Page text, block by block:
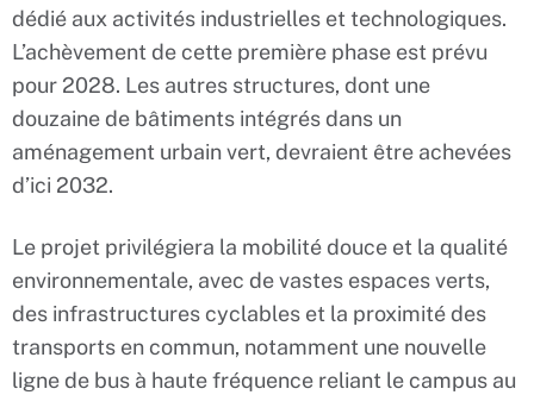
dédié aux activités industrielles et technologiques.
L’achèvement de cette première phase est prévu
pour 2028. Les autres structures, dont une
douzaine de bâtiments intégrés dans un
aménagement urbain vert, devraient être achevées
d’ici 2032.
Le projet privilégiera la mobilité douce et la qualité
environnementale, avec de vastes espaces verts,
des infrastructures cyclables et la proximité des
transports en commun, notamment une nouvelle
ligne de bus à haute fréquence reliant le campus au